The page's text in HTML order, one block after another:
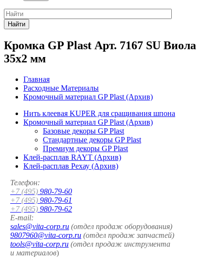
Найти
Кромка GP Plast Арт. 7167 SU Виола
35x2 мм
Главная
Расходные Материалы
Кромочный материал GP Plast (Архив)
Нить клеевая KUPER для сращивания шпона
Кромочный материал GP Plast (Архив)
Базовые декоры GP Plast
Стандартные декоры GP Plast
Премиум декоры GP Plast
Клей-расплав RAYT (Архив)
Клей-расплав Рехау (Архив)
Телефон:
+7 (495) 980-79-60
+7 (495) 980-79-61
+7 (495) 980-79-62
E-mail:
sales@vita-corp.ru (отдел продаж оборудования)
9807960@vita-corp.ru (отдел продаж запчастей)
tools@vita-corp.ru (отдел продаж инструмента
и материалов)